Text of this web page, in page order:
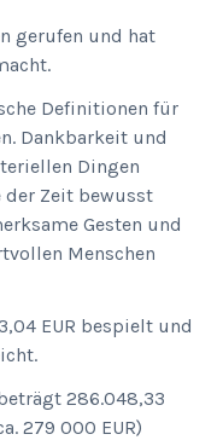
gerufen und hat
Definitionen für
Dankbarkeit und
Dingen
der Zeit bewusst
Gesten und
Menschen
EUR bespielt und
286.048,33
279 000 EUR)